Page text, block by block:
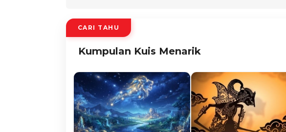
CARI TAHU
Kumpulan Kuis Menarik